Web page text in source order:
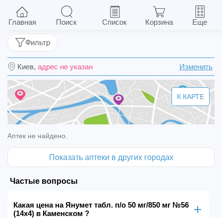
Янумет табл. п/о 50 мг/850 мг №56 (14х4)
Киев, адрес не указан Изменить
Фильтр
К КАРТЕ
Аптек не найдено.
Показать аптеки в других городах
Частые вопросы
Какая цена на Янумет табл. п/о 50 мг/850 мг №56
(14х4) в Каменском ?
Главная Поиск Список Корзина Еще